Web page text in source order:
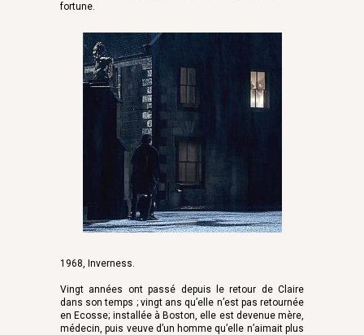
1968, Inverness.
Vingt années ont passé depuis le retour de Claire
dans son temps ; vingt ans qu’elle n’est pas retournée
en Ecosse; installée à Boston, elle est devenue mère,
médecin, puis veuve d’un homme qu’elle n’aimait plus
fortune.